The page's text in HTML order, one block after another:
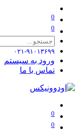
0
0
۰۲۱-۹۱۰۱۳۶۹۹
ورود به سیستم
تماس با ما
0
0